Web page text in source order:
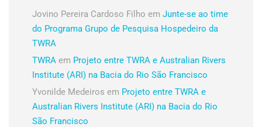
Jovino Pereira Cardoso Filho em Junte-se ao time
do Programa Grupo de Pesquisa Hospedeiro da
TWRA
TWRA em Projeto entre TWRA e Australian Rivers
Institute (ARI) na Bacia do Rio São Francisco
Yvonilde Medeiros em Projeto entre TWRA e
Australian Rivers Institute (ARI) na Bacia do Rio
São Francisco